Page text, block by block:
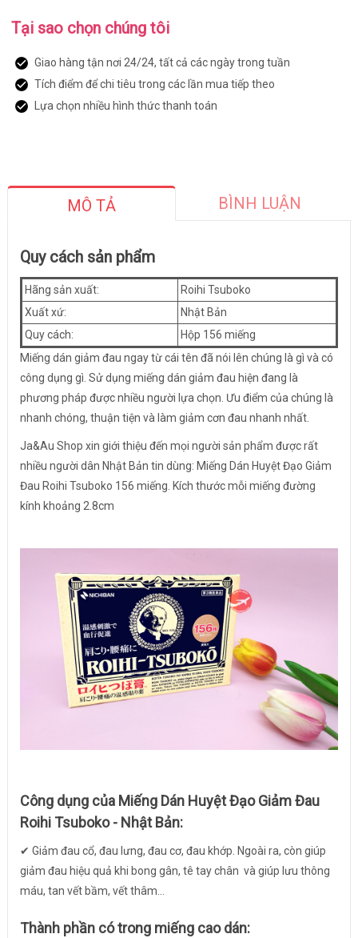
Tại sao chọn chúng tôi
Giao hàng tận nơi 24/24, tất cả các ngày trong tuần
Tích điểm để chi tiêu trong các lần mua tiếp theo
Lựa chọn nhiều hình thức thanh toán
MÔ TẢ BÌNH LUẬN
Quy cách sản phẩm
Hãng sản xuất:
Roihi Tsuboko
Xuất xứ:
Nhật Bản
Quy cách:
Hộp 156 miếng
Miếng dán giảm đau ngay từ cái tên đã nói lên chúng là gì và có
công dụng gì. Sử dụng miếng dán giảm đau hiện đang là
phương pháp được nhiều người lựa chọn. Ưu điểm của chúng là
nhanh chóng, thuận tiện và làm giảm cơn đau nhanh nhất.
Ja&Au Shop xin giới thiệu đến mọi người sản phẩm được rất
nhiều người dân Nhật Bản tin dùng: Miếng Dán Huyệt Đạo Giảm
Đau Roihi Tsuboko 156 miếng. Kích thước mỗi miếng đường
kính khoảng 2.8cm
Công dụng của Miếng Dán Huyệt Đạo Giảm Đau
Roihi Tsuboko - Nhật Bản:
✔ Giảm đau cổ, đau lưng, đau cơ, đau khớp. Ngoài ra, còn giúp
giảm đau hiệu quả khi bong gân, tê tay chân và giúp lưu thông
máu, tan vết bầm, vết thâm...
Thành phần có trong miếng cao dán: